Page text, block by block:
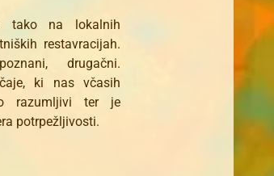
tako na lokalnih
restavracijah.
drugačni.
ki nas včasih
razumljivi ter je
potrpežljivosti.